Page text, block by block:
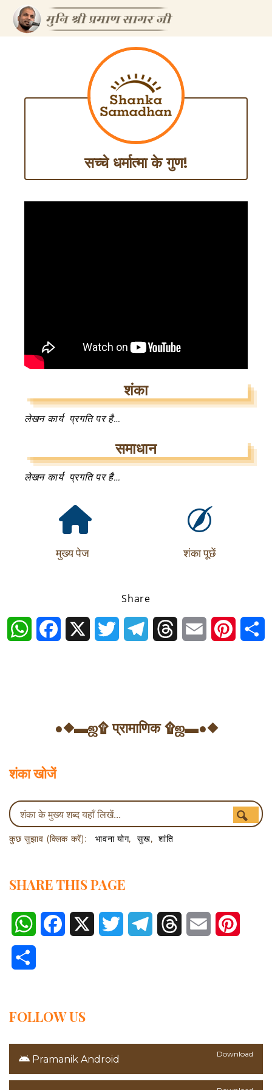
सच्चे धर्मात्मा के गुण!
शंका
लेखन कार्य प्रगति पर है…
समाधान
लेखन कार्य प्रगति पर है…
मुख्य पेज शंका पूछें
Share
WhatsAppFacebook Twitter TelegramThreadsEmail
●◆▬ஜ۩ प्रामाणिक ۩ஜ▬●◆
शंका खोजें
कुछ सुझाव (क्लिक करें): भावना योग सुख शांति
SHARE THIS PAGE
WhatsAppFacebook Twitter TelegramThreadsEmail
FOLLOW US
Pramanik Android Download